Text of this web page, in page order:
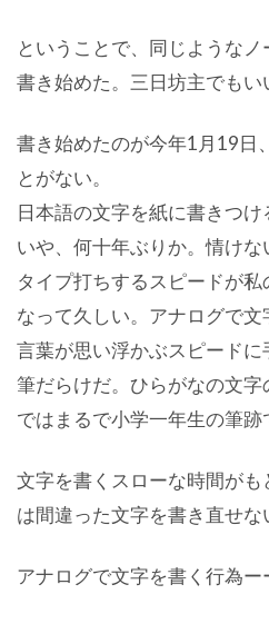
ということで、同じような
書き始めた。三日坊主でもい
書き始めたのが今年1月19日
とがない。
日本語の文字を紙に書きつけ
いや、何十年ぶりか。情けな
タイプ打ちするスピードが
なって久しい。アナログで文
言葉が思い浮かぶスピード
筆だらけだ。ひらがなの文
ではまるで小学一年生の筆跡
文字を書くスローな時間が
は間違った文字を書き直せな
アナログで文字を書く行為ー